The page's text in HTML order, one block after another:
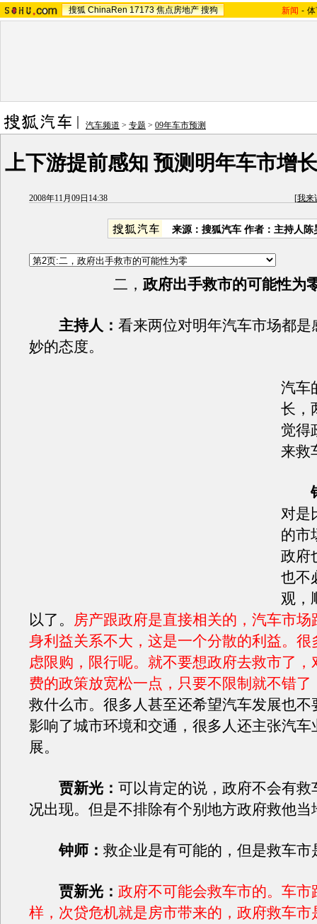
搜狐 ChinaRen 17173 焦点房地产 搜狗 新闻 -
汽车频道 > 专题 > 09年车市预测
上下游提前感知 预测明年车市增
2008年11月09日14:38 [我来
来源：搜狐汽车 作者：主持人陈
二， 政府出手救市的可能性为
主持人： 看来两位对明年汽车市场都是
妙的态度。
汽车
长，
觉得
来救
对是
的市
政府
也不
观，
以了。 房产跟政府是直接相关的，汽车市场
身利益关系不大，这是一个分散的利益。很
虑限购，限行呢。就不要想政府去救市了，
费的政策放宽松一点，只要不限制就不错了
救什么市。很多人甚至还希望汽车发展也不
影响了城市环境和交通，很多人还主张汽车
展。
贾新光： 可以肯定的说，政府不会有救
况出现。但是不排除有个别地方政府救他当
钟师： 救企业是有可能的，但是救车市
贾新光： 政府不可能会救车市的。车市
样，次贷危机就是房市带来的，政府救车市